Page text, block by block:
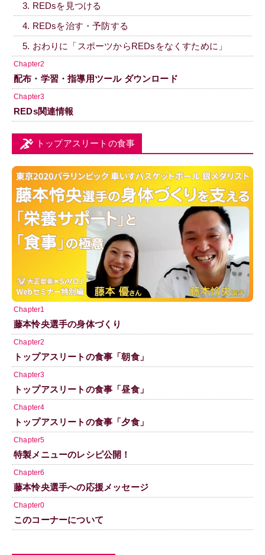
3. REDsを見つける
4. REDsを治す・予防する
5. おわりに「スポーツからREDsをなくすために」
Chapter2
配布・学習・指導用ツール ダウンロード
Chapter3
REDs関連情報
トップアスリートの食事
Chapter1
藤本怜央選手の身体づくり
Chapter2
トップアスリートの食事「朝食」
Chapter3
トップアスリートの食事「昼食」
Chapter4
トップアスリートの食事「夕食」
Chapter5
特製メニューのレシピ公開！
Chapter6
藤本怜央選手への応援メッセージ
Chapter0
このコーナーについて